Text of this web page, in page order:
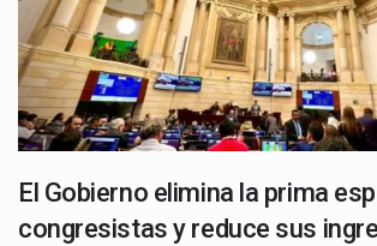
El Gobierno elimina la prima
congresistas y reduce sus